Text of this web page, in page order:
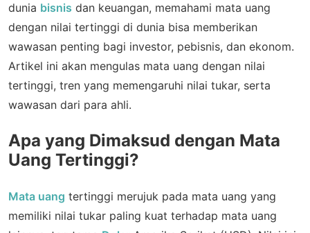
dunia bisnis dan keuangan, memahami mata uang
dengan nilai tertinggi di dunia bisa memberikan
wawasan penting bagi investor, pebisnis, dan ekonom.
Artikel ini akan mengulas mata uang dengan nilai
tertinggi, tren yang memengaruhi nilai tukar, serta
wawasan dari para ahli.
Apa yang Dimaksud dengan Mata
Uang Tertinggi?
Mata uang tertinggi merujuk pada mata uang yang
memiliki nilai tukar paling kuat terhadap mata uang